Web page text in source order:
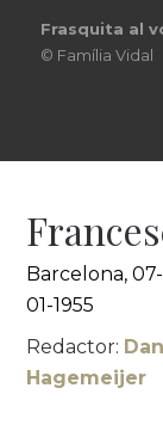
Frasquita al
© Família Vidal
Barcelona,
01-1955
Redactor:
Hagemeijer